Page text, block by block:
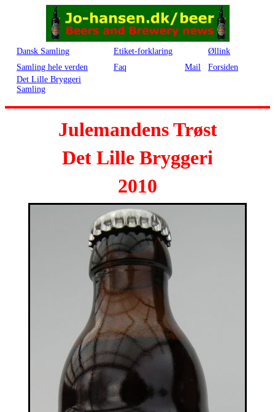
Dansk Samling Etiket-forklaring
Øllink
Samling hele verden
Faq Mail
Forsiden
Det Lille Bryggeri
Samling
Julemandens Trøst
Det Lille Bryggeri
2010